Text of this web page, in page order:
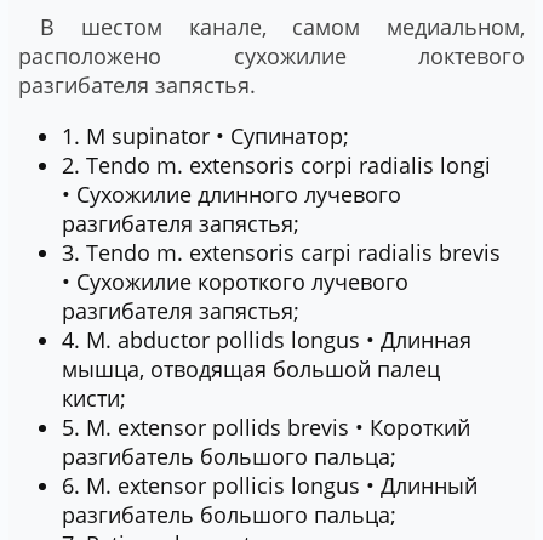
В шестом канале, самом медиальном,
расположено сухожилие локтевого
разгибателя запястья.
1. М supinator • Супинатор;
2. Tendo m. extensoris corpi radialis longi
• Сухожилие длинного лучевого
разгибателя запястья;
3. Tendo m. extensoris carpi radialis brevis
• Сухожилие короткого лучевого
разгибателя запястья;
4. М. abductor pollids longus • Длинная
мышца, отводящая большой палец
кисти;
5. М. extensor pollids brevis • Короткий
разгибатель большого пальца;
6. М. extensor pollicis longus • Длинный
разгибатель большого пальца;